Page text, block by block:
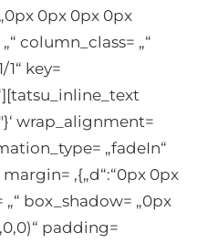
0px 0px 0px
column_class= „“
1“ key=
wrap_alignment=
„fadeIn“
‚{„d“:“0px 0px
box_shadow= „0px
padding=